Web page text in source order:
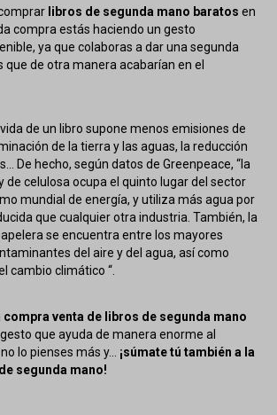
libros de segunda mano baratos en
compra estás haciendo un gesto
ya que colaboras a dar una segunda
que de otra manera acabarían en el
de un libro supone menos emisiones de
de la tierra y las aguas, la reducción
De hecho, según datos de Greenpeace, “la
de celulosa ocupa el quinto lugar del sector
mundial de energía, y utiliza más agua por
que cualquier otra industria. También, la
se encuentra entre los mayores
del aire y del agua, así como
cambio climático “.
compra venta de libros de segunda mano
que ayuda de manera enorme al
lo pienses más y... ¡súmate tú también a la
segunda mano!